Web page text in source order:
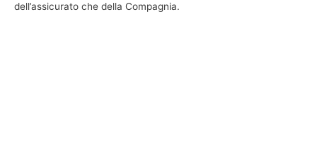
dell’assicurato che della Compagnia.